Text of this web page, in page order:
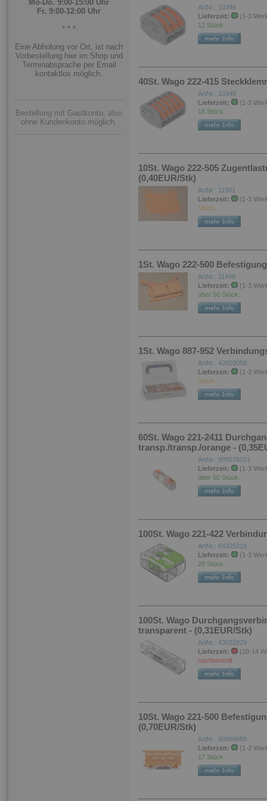
Mo-Do. 9:00-15:00 Uhr
Fr. 9:00-12:00 Uhr
* * *
Eine Abholung vor Ort, ist nach
Vorbestellung hier im Shop und
Terminabsprache per Email
kontaktlos möglich.
Bestellung mit Gastkonto, also
ohne Kundenkonto möglich.
ArtNr.: 10348
Lieferzeit:
(1-3
12 Stück.
40St. Wago 222-415
ArtNr.: 10349
Lieferzeit:
(1-3
18 Stück.
10St. Wago 222-505
(0,40EUR/Stk)
ArtNr.: 11501
Lieferzeit:
(1-3
Stück.
1St. Wago 222-500
ArtNr.: 11499
Lieferzeit:
(1-3
über 50 Stück.
1St. Wago 887-952
ArtNr.: 42029058
Lieferzeit:
(1-3
Stück.
60St. Wago 221-2411
transp./transp./orange -
ArtNr.: 999078101
Lieferzeit:
(1-3
über 50 Stück.
100St. Wago 221-422
ArtNr.: 64325219
Lieferzeit:
(1-3
28 Stück.
100St. Wago
transparent - (0,31EUR/Stk)
ArtNr.: 43022829
Lieferzeit:
(10-14
nachbestellt
10St. Wago 221-500
(0,70EUR/Stk)
ArtNr.: 99999888
Lieferzeit:
(1-3
17 Stück.